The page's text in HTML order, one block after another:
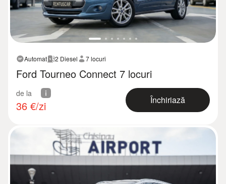
Automat 2 Diesel 7 locuri
Ford Tourneo Connect 7 locuri
de la
36 €/zi Închiriază